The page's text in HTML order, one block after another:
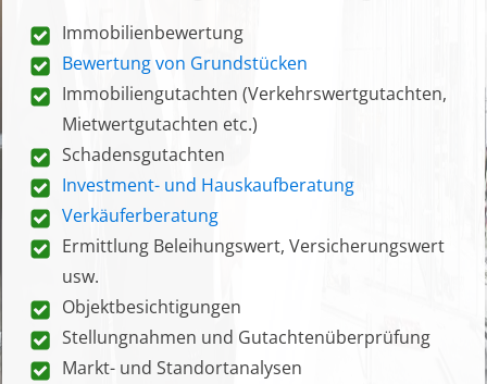
Immobilienbewertung
Bewertung von Grundstücken
Immobiliengutachten (Verkehrswertgutachten,
Mietwertgutachten etc.)
Schadensgutachten
Investment- und Hauskaufberatung
Verkäuferberatung
Ermittlung Beleihungswert, Versicherungswert
usw.
Objektbesichtigungen
Stellungnahmen und Gutachtenüberprüfung
Markt- und Standortanalysen